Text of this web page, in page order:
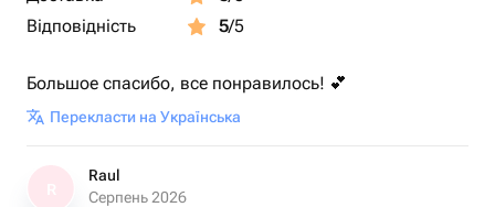
Відповідність
5/5
Большое спасибо, все понравилось! 💕
Перекласти на Українська
Raul
Серпень 2026